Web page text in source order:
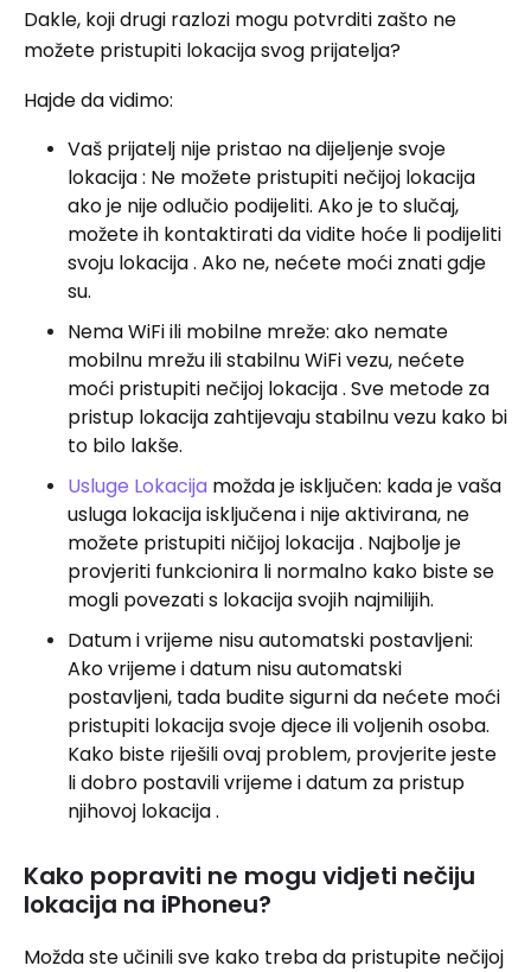
Dakle, koji drugi razlozi mogu potvrditi zašto ne
možete pristupiti lokacija svog prijatelja?
Hajde da vidimo:
Vaš prijatelj nije pristao na dijeljenje svoje
lokacija : Ne možete pristupiti nečijoj lokacija
ako je nije odlučio podijeliti. Ako je to slučaj,
možete ih kontaktirati da vidite hoće li podijeliti
svoju lokacija . Ako ne, nećete moći znati gdje
su.
Nema WiFi ili mobilne mreže: ako nemate
mobilnu mrežu ili stabilnu WiFi vezu, nećete
moći pristupiti nečijoj lokacija . Sve metode za
pristup lokacija zahtijevaju stabilnu vezu kako bi
to bilo lakše.
Usluge Lokacija možda je isključen: kada je vaša
usluga lokacija isključena i nije aktivirana, ne
možete pristupiti ničijoj lokacija . Najbolje je
provjeriti funkcionira li normalno kako biste se
mogli povezati s lokacija svojih najmilijih.
Datum i vrijeme nisu automatski postavljeni:
Ako vrijeme i datum nisu automatski
postavljeni, tada budite sigurni da nećete moći
pristupiti lokacija svoje djece ili voljenih osoba.
Kako biste riješili ovaj problem, provjerite jeste
li dobro postavili vrijeme i datum za pristup
njihovoj lokacija .
Kako popraviti ne mogu vidjeti nečiju
lokacija na iPhoneu?
Možda ste učinili sve kako treba da pristupite nečijoj